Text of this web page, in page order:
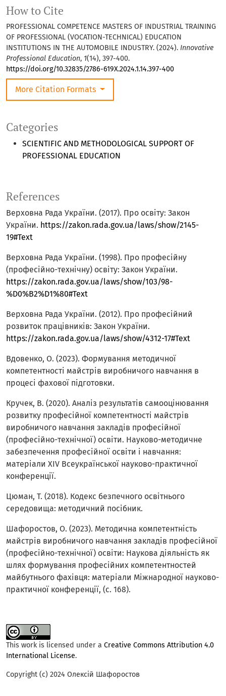
Categories
SCIENTIFIC AND METHODOLOGICAL SUPPORT OF
PROFESSIONAL EDUCATION
How to Cite
PROFESSIONAL COMPETENCE MASTERS OF INDUSTRIAL TRAINING
OF PROFESSIONAL (VOCATION-TECHNICAL) EDUCATION
INSTITUTIONS IN THE AUTOMOBILE INDUSTRY. (2024). Innovative
Professional Education, 1(14), 397-400.
https://doi.org/10.32835/2786-619X.2024.1.14.397-400
More Citation Formats
References
Верховна Рада України. (2017). Про освіту: Закон
України. https://zakon.rada.gov.ua/laws/show/2145-
19#Text
Верховна Рада України. (1998). Про професійну
(професійно-технічну) освіту: Закон України.
https://zakon.rada.gov.ua/laws/show/103/98-
%D0%B2%D1%80#Text
Верховна Рада України. (2012). Про професійний
розвиток працівників: Закон України.
https://zakon.rada.gov.ua/laws/show/4312-17#Text
Вдовенко, О. (2023). Формування методичної
компетентності майстрів виробничого навчання в
процесі фахової підготовки.
Кручек, В. (2020). Аналіз результатів самооцінювання
розвитку професійної компетентності майстрів
виробничого навчання закладів професійної
(професійно-технічної) освіти. Науково-методичне
забезпечення професійної освіти і навчання:
матеріали XIV Всеукраїнської науково-практичної
конференції.
Цюман, Т. (2018). Кодекс безпечного освітнього
середовища: методичний посібник.
Шафоростов, О. (2023). Методична компетентність
майстрів виробничого навчання закладів професійної
(професійно-технічної) освіти: Наукова діяльність як
шлях формування професійних компетентностей
майбутнього фахівця: матеріали Міжнародної науково-
практичної конференції, (с. 168).
This work is licensed under a Creative Commons Attribution 4.0
International License.
Copyright (c) 2024 Олексій Шафоростов